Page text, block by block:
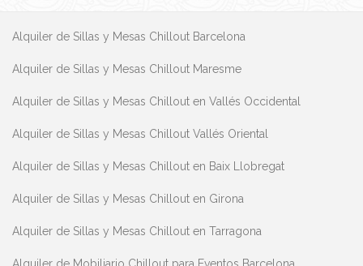
Alquiler de Sillas y Mesas Chillout Barcelona
Alquiler de Sillas y Mesas Chillout Maresme
Alquiler de Sillas y Mesas Chillout en Vallés Occidental
Alquiler de Sillas y Mesas Chillout Vallés Oriental
Alquiler de Sillas y Mesas Chillout en Baix Llobregat
Alquiler de Sillas y Mesas Chillout en Girona
Alquiler de Sillas y Mesas Chillout en Tarragona